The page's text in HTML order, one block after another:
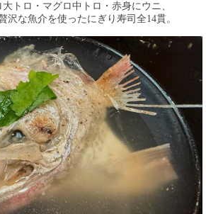
トロ・マグロ中トロ・赤身にウニ、
沢な魚介を使ったにぎり寿司全14貫。